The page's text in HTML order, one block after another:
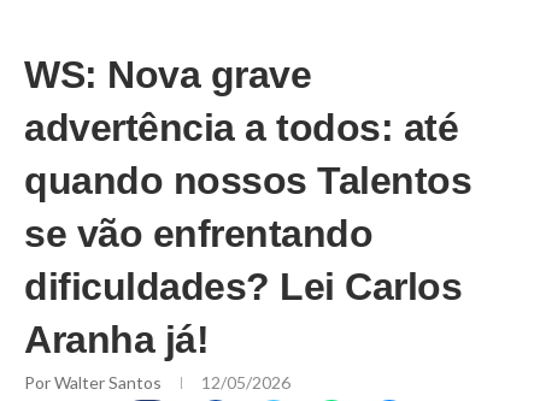
WS: Nova grave
advertência a todos: até
quando nossos Talentos
se vão enfrentando
dificuldades? Lei Carlos
Aranha já!
PorWalter Santos 12/05/2026